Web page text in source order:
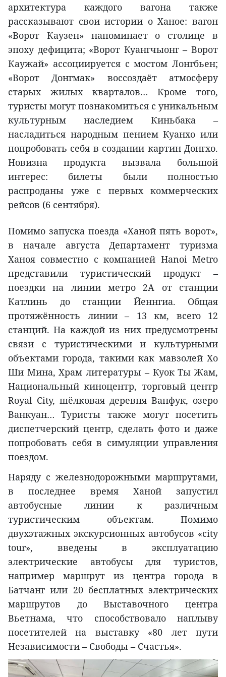
архитектура каждого вагона также
рассказывают свои истории о Ханое: вагон
«Ворот Каузен» напоминает о столице в
эпоху дефицита; «Ворот Куангчыонг – Ворот
Каужай» ассоциируется с мостом Лонгбьен;
«Ворот Донгмак» воссоздаёт атмосферу
старых жилых кварталов… Кроме того,
туристы могут познакомиться с уникальным
культурным наследием Киньбака –
насладиться народным пением Куанхо или
попробовать себя в создании картин Донгхо.
Новизна продукта вызвала большой
интерес: билеты были полностью
распроданы уже с первых коммерческих
рейсов (6 сентября).
Помимо запуска поезда «Ханой пять ворот»,
в начале августа Департамент туризма
Ханоя совместно с компанией Hanoi Metro
представили туристический продукт –
поездки на линии метро 2A от станции
Катлинь до станции Йеннгиа. Общая
протяжённость линии – 13 км, всего 12
станций. На каждой из них предусмотрены
связи с туристическими и культурными
объектами города, такими как мавзолей Хо
Ши Мина, Храм литературы – Куок Ты Жам,
Национальный киноцентр, торговый центр
Royal City, шёлковая деревня Ванфук, озеро
Ванкуан… Туристы также могут посетить
диспетчерский центр, сделать фото и даже
попробовать себя в симуляции управления
поездом.
Наряду с железнодорожными маршрутами,
в последнее время Ханой запустил
автобусные линии к различным
туристическим объектам. Помимо
двухэтажных экскурсионных автобусов «city
tour», введены в эксплуатацию
электрические автобусы для туристов,
например маршрут из центра города в
Батчанг или 20 бесплатных электрических
маршрутов до Выставочного центра
Вьетнама, что способствовало наплыву
посетителей на выставку «80 лет пути
Независимости – Свободы – Счастья».